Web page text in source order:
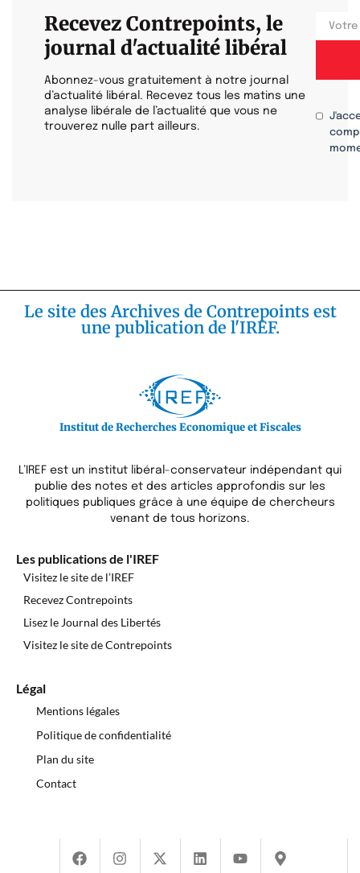
Recevez Contrepoints, le
journal d'actualité libéral
Abonnez-vous gratuitement à notre journal
d’actualité libéral. Recevez tous les matins une
analyse libérale de l’actualité que vous ne
trouverez nulle part ailleurs.
Le site des Archives de Contrepoints est
une publication de l'IREF.
Institut de Recherches Economique et Fiscales
L’IREF est un institut libéral-conservateur indépendant qui
publie des notes et des articles approfondis sur les
politiques publiques grâce à une équipe de chercheurs
venant de tous horizons.
Les publications de l'IREF
Visitez le site de l’IREF
Recevez Contrepoints
Lisez le Journal des Libertés
Visitez le site de Contrepoints
Légal
Mentions légales
Politique de confidentialité
Plan du site
Contact